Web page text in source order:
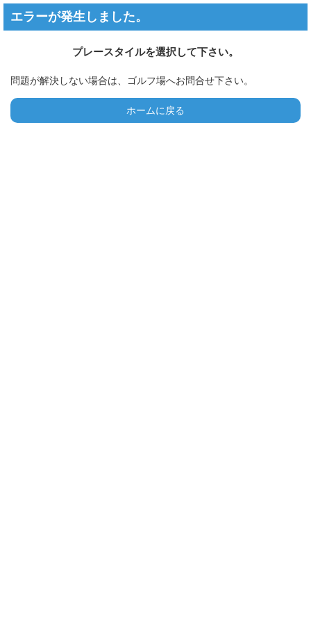
エラーが発生しました。
プレースタイルを選択して下さい。
問題が解決しない場合は、ゴルフ場へお問合せ下さい。
ホームに戻る